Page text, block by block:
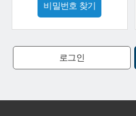
비밀번호 찾기
로그인